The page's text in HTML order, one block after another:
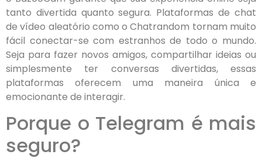
tanto divertida quanto segura. Plataformas de chat
de vídeo aleatório como o Chatrandom tornam muito
fácil conectar-se com estranhos de todo o mundo.
Seja para fazer novos amigos, compartilhar ideias ou
simplesmente ter conversas divertidas, essas
plataformas oferecem uma maneira única e
emocionante de interagir.
Porque o Telegram é mais
seguro?